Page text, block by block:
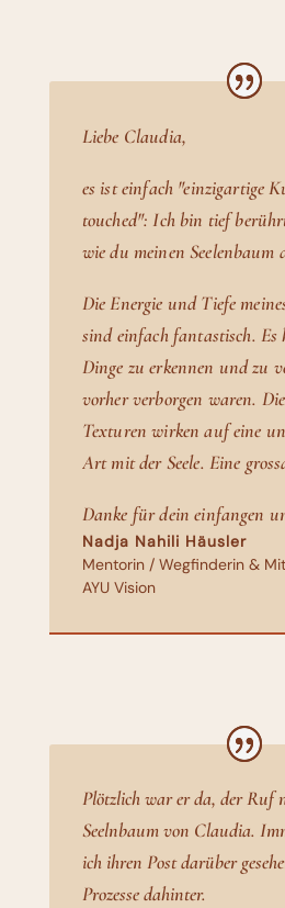
Liebe Claudia,
es ist einfach "einzigartige
touched": Ich bin tief
wie du meinen Seelenbaum
Die Energie und Tiefe
sind einfach fantastisch. Es
Dinge zu erkennen und zu
vorher verborgen waren.
Texturen wirken auf eine
Art mit der Seele. Eine
Danke für dein einfangen
Nadja Nahili Häusler
Mentorin / Wegfinderin &
AYU Vision
Plötzlich war er da, der Ruf
Seelnbaum von Claudia.
ich ihren Post darüber
Prozesse dahinter.